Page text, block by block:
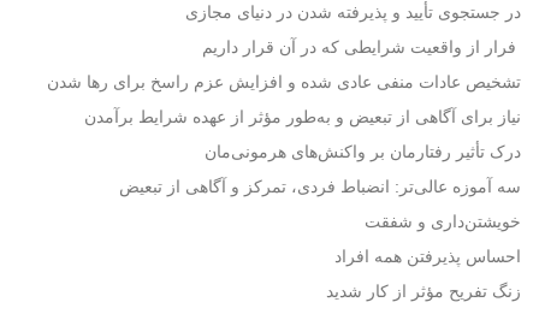
در جستجوی تأیید و پذیرفته شدن در دنیای مجازی
فرار از واقعیت شرایطی که در آن قرار داریم
تشخیص عادات منفی عادی شده و افزایش عزم راسخ برای رها شدن
نیاز برای آگاهی از تبعیض و به‌طور مؤثر از عهده شرایط برآمدن
درک تأثیر رفتارمان بر واکنش‌های هرمونی‌مان
سه آموزه عالی‌تر: انضباط فردی، تمرکز و آگاهی از تبعیض
خویشتن‌داری و شفقت
احساس پذیرفتن همه افراد
زنگ تفریح مؤثر از کار شدید